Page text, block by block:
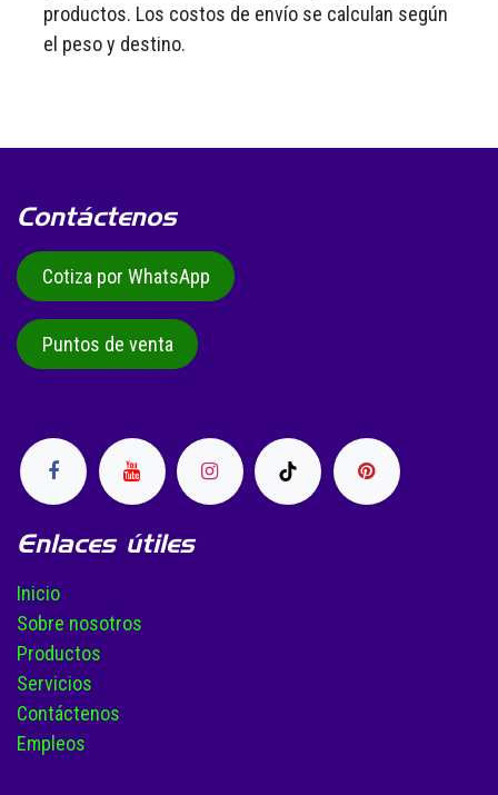
productos. Los costos de envío se calculan según
el peso y destino.
Enlaces útiles
Inicio
Sobre nosotros
Productos
Servicios
Contáctenos
Empleos
Contáctenos
Cotiza por WhatsApp
Puntos de venta